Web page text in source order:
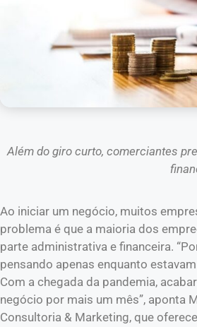
Além do giro curto, comerciantes
Ao iniciar um negócio, muitos
problema é que a maioria dos
parte administrativa e financeira.
pensando apenas enquanto
Com a chegada da pandemia,
negócio por mais um mês”, aponta
Consultoria & Marketing, que